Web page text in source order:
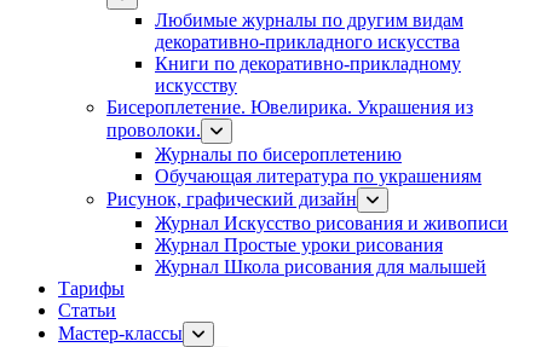
Любимые журналы по другим видам
декоративно-прикладного искусства
Книги по декоративно-прикладному
искусству
Бисероплетение. Ювелирика. Украшения из
проволоки.
Журналы по бисероплетению
Обучающая литература по украшениям
Рисунок, графический дизайн
Журнал Искусство рисования и живописи
Журнал Простые уроки рисования
Журнал Школа рисования для малышей
Тарифы
Статьи
Мастер-классы